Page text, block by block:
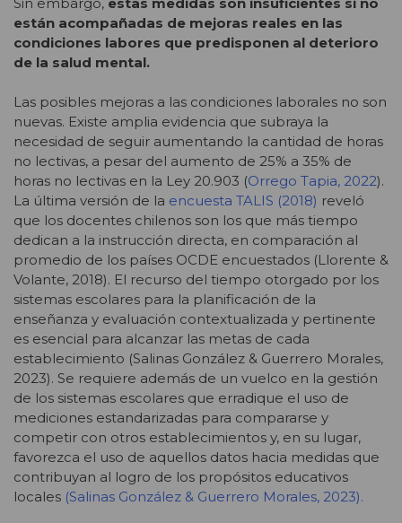
están acompañadas de mejoras reales en las
condiciones labores que predisponen al deterioro
de la salud mental.
Las posibles mejoras a las condiciones laborales no son
nuevas. Existe amplia evidencia que subraya la
necesidad de seguir aumentando la cantidad de horas
no lectivas, a pesar del aumento de 25% a 35% de
horas no lectivas en la Ley 20.903 (Orrego Tapia, 2022).
La última versión de la encuesta TALIS (2018) reveló
que los docentes chilenos son los que más tiempo
dedican a la instrucción directa, en comparación al
promedio de los países OCDE encuestados (Llorente &
Volante, 2018). El recurso del tiempo otorgado por los
sistemas escolares para la planificación de la
enseñanza y evaluación contextualizada y pertinente
es esencial para alcanzar las metas de cada
establecimiento (Salinas González & Guerrero Morales,
2023). Se requiere además de un vuelco en la gestión
de los sistemas escolares que erradique el uso de
mediciones estandarizadas para compararse y
competir con otros establecimientos y, en su lugar,
favorezca el uso de aquellos datos hacia medidas que
contribuyan al logro de los propósitos educativos
locales (Salinas González & Guerrero Morales, 2023).